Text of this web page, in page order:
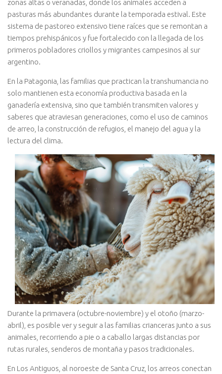
zonas altas o veranadas, donde los animales acceden a
pasturas más abundantes durante la temporada estival. Este
sistema de pastoreo extensivo tiene raíces que se remontan a
tiempos prehispánicos y fue fortalecido con la llegada de los
primeros pobladores criollos y migrantes campesinos al sur
argentino.
En la Patagonia, las familias que practican la transhumancia no
solo mantienen esta economía productiva basada en la
ganadería extensiva, sino que también transmiten valores y
saberes que atraviesan generaciones, como el uso de caminos
de arreo, la construcción de refugios, el manejo del agua y la
lectura del clima.
Durante la primavera (octubre-noviembre) y el otoño (marzo-
abril), es posible ver y seguir a las familias crianceras junto a sus
animales, recorriendo a pie o a caballo largas distancias por
rutas rurales, senderos de montaña y pasos tradicionales.
En Los Antiguos, al noroeste de Santa Cruz, los arreos conectan